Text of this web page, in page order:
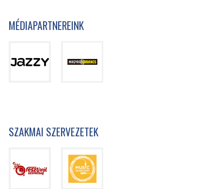
MÉDIAPARTNEREINK
SZAKMAI SZERVEZETEK